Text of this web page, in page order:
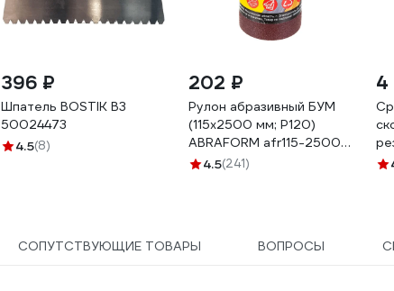
396 ₽
Шпатель BOSTIK В3
50024473
4.5(8)
202 ₽
Рулон абразивный БУМ
(115x2500 мм; P120)
ABRAFORM afr115-2500-
1204.5(241)
4
СОПУТСТВУЮЩИЕ ТОВАРЫ ВОПРОСЫ